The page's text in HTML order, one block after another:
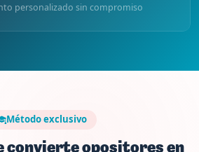
personalizado sin compromiso
Método exclusivo
convierte opositores en